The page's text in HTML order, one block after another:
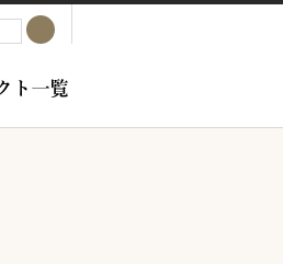
検索
ト一覧